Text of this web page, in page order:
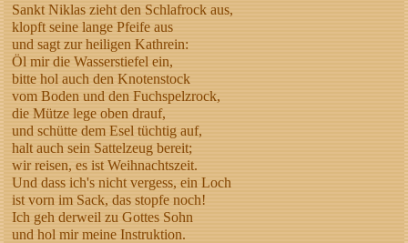
Sankt Niklas zieht den Schlafrock aus,
klopft seine lange Pfeife aus
und sagt zur heiligen Kathrein:
Öl mir die Wasserstiefel ein,
bitte hol auch den Knotenstock
vom Boden und den Fuchspelzrock,
die Mütze lege oben drauf,
und schütte dem Esel tüchtig auf,
halt auch sein Sattelzeug bereit;
wir reisen, es ist Weihnachtszeit.
Und dass ich's nicht vergess, ein Loch
ist vorn im Sack, das stopfe noch!
Ich geh derweil zu Gottes Sohn
und hol mir meine Instruktion.